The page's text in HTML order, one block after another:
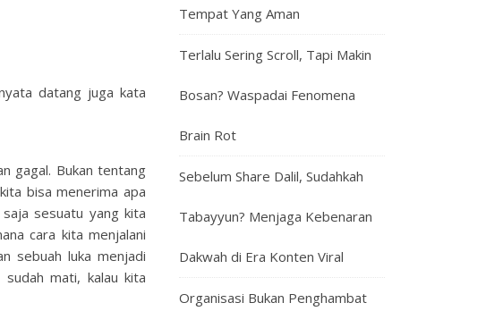
datang juga kata
gagal. Bukan tentang
bisa menerima apa
sesuatu yang kita
cara kita menjalani
sebuah luka menjadi
mati, kalau kita
Tempat Yang Aman
Terlalu Sering Scroll, Tapi Makin
Bosan? Waspadai Fenomena
Brain Rot
Sebelum Share Dalil, Sudahkah
Tabayyun? Menjaga Kebenaran
Dakwah di Era Konten Viral
Organisasi Bukan Penghambat